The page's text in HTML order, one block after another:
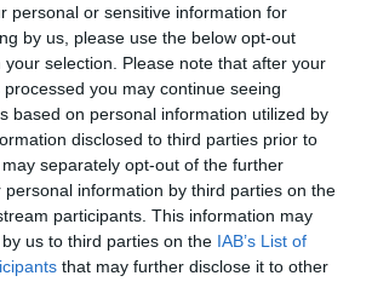
personal or sensitive information for
by us, please use the below opt-out
selection. Please note that after your
you may continue seeing
based on personal information utilized by
disclosed to third parties prior to
separately opt-out of the further
personal information by third parties on the
participants. This information may
us to third parties on the IAB’s List of
that may further disclose it to other
KINYITOTT AZ EGYIK BELVÁROSI
INDOKOLTÁK A LÉPÉST – VIDEÓ
ügye
az átmeneti bezárás mellett döntöttek az